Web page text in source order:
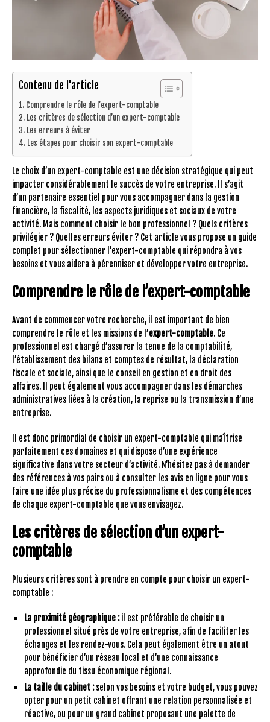
Contenu de l'article
Comprendre le rôle de l’expert-comptable
Les critères de sélection d’un expert-comptable
Les erreurs à éviter
Les étapes pour choisir son expert-comptable
Le choix d’un expert-comptable est une décision stratégique qui peut
impacter considérablement le succès de votre entreprise. Il s’agit
d’un partenaire essentiel pour vous accompagner dans la gestion
financière, la fiscalité, les aspects juridiques et sociaux de votre
activité. Mais comment choisir le bon professionnel ? Quels critères
privilégier ? Quelles erreurs éviter ? Cet article vous propose un guide
complet pour sélectionner l’expert-comptable qui répondra à vos
besoins et vous aidera à pérenniser et développer votre entreprise.
Comprendre le rôle de l’expert-comptable
Avant de commencer votre recherche, il est important de bien
comprendre le rôle et les missions de l’expert-comptable. Ce
professionnel est chargé d’assurer la tenue de la comptabilité,
l’établissement des bilans et comptes de résultat, la déclaration
fiscale et sociale, ainsi que le conseil en gestion et en droit des
affaires. Il peut également vous accompagner dans les démarches
administratives liées à la création, la reprise ou la transmission d’une
entreprise.
Il est donc primordial de choisir un expert-comptable qui maîtrise
parfaitement ces domaines et qui dispose d’une expérience
significative dans votre secteur d’activité. N’hésitez pas à demander
des références à vos pairs ou à consulter les avis en ligne pour vous
faire une idée plus précise du professionnalisme et des compétences
de chaque expert-comptable que vous envisagez.
Les critères de sélection d’un expert-
comptable
Plusieurs critères sont à prendre en compte pour choisir un expert-
comptable :
La proximité géographique :il est préférable de choisir un
professionnel situé près de votre entreprise, afin de faciliter les
échanges et les rendez-vous. Cela peut également être un atout
pour bénéficier d’un réseau local et d’une connaissance
approfondie du tissu économique régional.
La taille du cabinet :selon vos besoins et votre budget, vous pouvez
opter pour un petit cabinet offrant une relation personnalisée et
réactive, ou pour un grand cabinet proposant une palette de